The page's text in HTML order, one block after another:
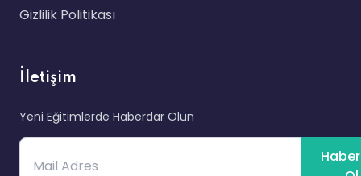
Gizlilik Politikası
İletişim
Yeni Eğitimlerde Haberdar Olun